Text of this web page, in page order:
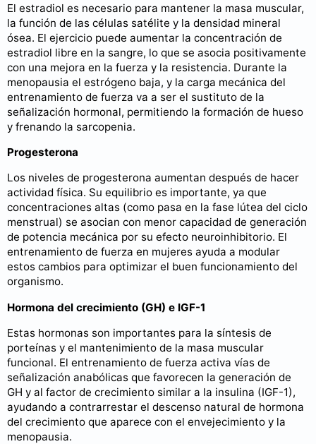
El estradiol es necesario para mantener la masa muscular,
la función de las células satélite y la densidad mineral
ósea. El ejercicio puede aumentar la concentración de
estradiol libre en la sangre, lo que se asocia positivamente
con una mejora en la fuerza y la resistencia. Durante la
menopausia el estrógeno baja, y la carga mecánica del
entrenamiento de fuerza va a ser el sustituto de la
señalización hormonal, permitiendo la formación de hueso
y frenando la sarcopenia.
Progesterona
Los niveles de progesterona aumentan después de hacer
actividad física. Su equilibrio es importante, ya que
concentraciones altas (como pasa en la fase lútea del ciclo
menstrual) se asocian con menor capacidad de generación
de potencia mecánica por su efecto neuroinhibitorio. El
entrenamiento de fuerza en mujeres ayuda a modular
estos cambios para optimizar el buen funcionamiento del
organismo.
Hormona del crecimiento (GH) e IGF-1
Estas hormonas son importantes para la síntesis de
porteínas y el mantenimiento de la masa muscular
funcional. El entrenamiento de fuerza activa vías de
señalización anabólicas que favorecen la generación de
GH y al factor de crecimiento similar a la insulina (IGF-1),
ayudando a contrarrestar el descenso natural de hormona
del crecimiento que aparece con el envejecimiento y la
menopausia.